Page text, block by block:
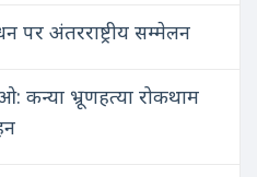
पर अंतरराष्ट्रीय सम्मेलन
कन्या भ्रूणहत्या रोकथाम